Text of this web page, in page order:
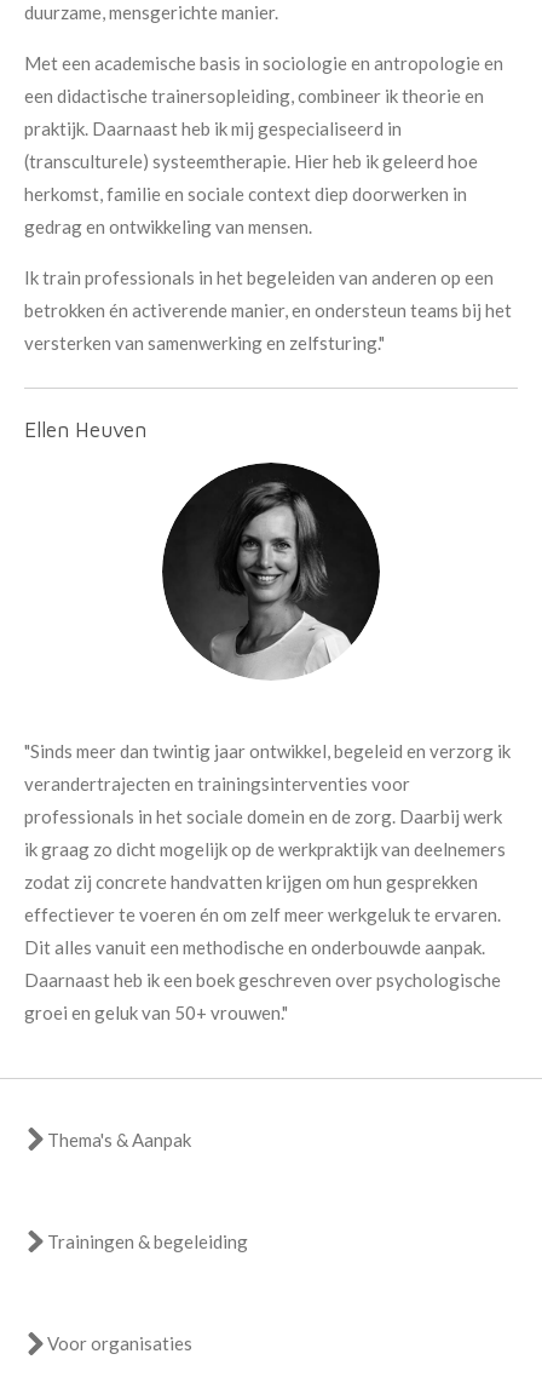
duurzame, mensgerichte manier.
Met een academische basis in sociologie en antropologie en
een didactische trainersopleiding, combineer ik theorie en
praktijk. Daarnaast heb ik mij gespecialiseerd in
(transculturele) systeemtherapie. Hier heb ik geleerd hoe
herkomst, familie en sociale context diep doorwerken in
gedrag en ontwikkeling van mensen.
Ik train professionals in het begeleiden van anderen op een
betrokken én activerende manier, en ondersteun teams bij het
versterken van samenwerking en zelfsturing."
Ellen Heuven
"Sinds meer dan twintig jaar ontwikkel, begeleid en verzorg ik
verandertrajecten en trainingsinterventies voor
professionals in het sociale domein en de zorg. Daarbij werk
ik graag zo dicht mogelijk op de werkpraktijk van deelnemers
zodat zij concrete handvatten krijgen om hun gesprekken
effectiever te voeren én om zelf meer werkgeluk te ervaren.
Dit alles vanuit een methodische en onderbouwde aanpak.
Daarnaast heb ik een boek geschreven over psychologische
groei en geluk van 50+ vrouwen."
Thema's & Aanpak
Trainingen & begeleiding
Voor organisaties